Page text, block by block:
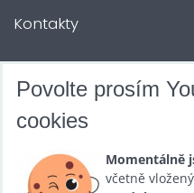
Kontakty
DALŠÍ SLUŽBY
Půjčovna
Povolte prosím
cookies
Momentálně
včetně